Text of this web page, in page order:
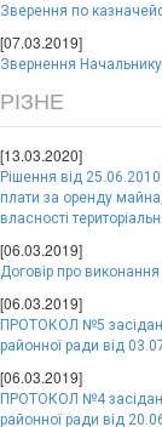
Зверення по
[07.03.2019]
Звернення
РІЗНЕ
[13.03.2020]
Рішення від
плати за оренду
власності
[06.03.2019]
Договір про
[06.03.2019]
ПРОТОКОЛ №5
районної ради від
[06.03.2019]
ПРОТОКОЛ №4
районної ради від